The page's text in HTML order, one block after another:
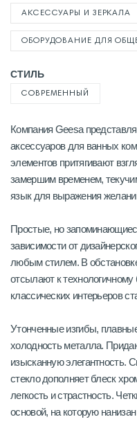
АКСЕССУАРЫ И ЗЕРКАЛА
ОБОРУДОВАНИЕ ДЛЯ
СТИЛЬ
СОВРЕМЕННЫЙ
Компания Geesa
аксессуаров для ванных
элементов притягивают
замершим временем,
язык для выражения
Простые, но
зависимости от
любым стилем. В
отсылают к
классических интерьеров
Утонченные изгибы,
холодность металла.
изысканную элегантность.
стекло дополняет блеск
легкость и страстность.
основой, на которую